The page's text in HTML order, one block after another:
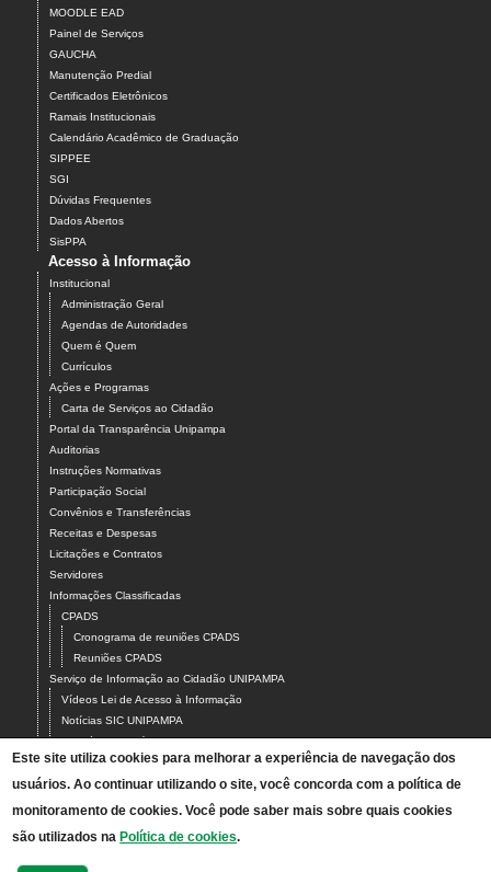
MOODLE EAD
Painel de Serviços
GAUCHA
Manutenção Predial
Certificados Eletrônicos
Ramais Institucionais
Calendário Acadêmico de Graduação
SIPPEE
SGI
Dúvidas Frequentes
Dados Abertos
SisPPA
Acesso à Informação
Institucional
Administração Geral
Agendas de Autoridades
Quem é Quem
Currículos
Ações e Programas
Carta de Serviços ao Cidadão
Portal da Transparência Unipampa
Auditorias
Instruções Normativas
Participação Social
Convênios e Transferências
Receitas e Despesas
Licitações e Contratos
Servidores
Informações Classificadas
CPADS
Cronograma de reuniões CPADS
Reuniões CPADS
Serviço de Informação ao Cidadão UNIPAMPA
Vídeos Lei de Acesso à Informação
Notícias SIC UNIPAMPA
Relatórios Estatísticos SIC UNIPAMPA
Fluxograma SIC UNIPAMPA
Perguntas Frequentes
Dados Abertos
LGPD - Lei Geral de Proteção de Dados Pessoais
Transparência e Prestação de Contas
Este site utiliza cookies para melhorar a experiência de navegação dos
usuários. Ao continuar utilizando o site, você concorda com a política de
monitoramento de cookies. Você pode saber mais sobre quais cookies
são utilizados na Política de cookies.